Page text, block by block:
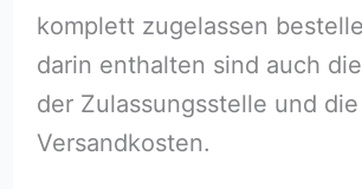
komplett zugelassen
darin enthalten sind auch
der Zulassungsstelle und die
Versandkosten.